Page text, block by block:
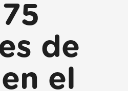
de
el